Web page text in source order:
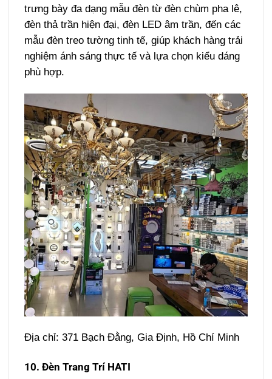
trưng bày đa dạng mẫu đèn từ đèn chùm pha lê,
đèn thả trần hiện đại, đèn LED âm trần, đến các
mẫu đèn treo tường tinh tế, giúp khách hàng trải
nghiệm ánh sáng thực tế và lựa chọn kiểu dáng
phù hợp.
Địa chỉ: 371 Bạch Đằng, Gia Định, Hồ Chí Minh
10. Đèn Trang Trí HATI